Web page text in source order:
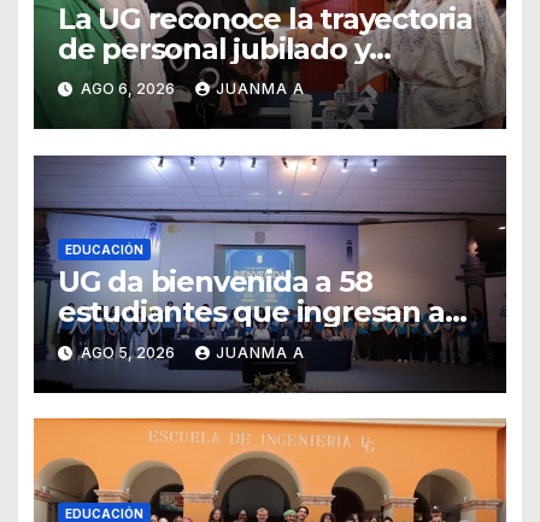
La UG reconoce la trayectoria
de personal jubilado y
agradece su legado
AGO 6, 2026 JUANMA A
EDUCACIÓN
UG da bienvenida a 58
estudiantes que ingresan a
través de los programas de
equidad
AGO 5, 2026 JUANMA A
EDUCACIÓN